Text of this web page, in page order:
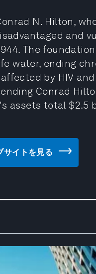
N. Hilton,
and
The
water, ending
by HIV
Conrad
assets total $2.5
イトを見る